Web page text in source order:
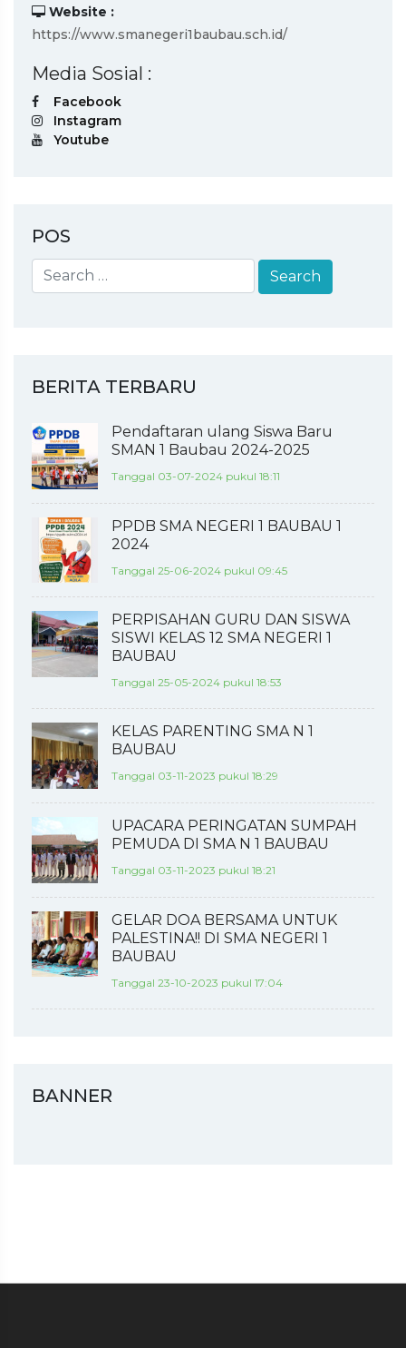
Website :
https://www.smanegeri1baubau.sch.id/
Media Sosial :
Facebook
Instagram
Youtube
POS
BERITA TERBARU
Pendaftaran ulang Siswa Baru
SMAN 1 Baubau 2024-2025
Tanggal 03-07-2024 pukul 18:11
PPDB SMA NEGERI 1 BAUBAU 1
2024
Tanggal 25-06-2024 pukul 09:45
PERPISAHAN GURU DAN SISWA
SISWI KELAS 12 SMA NEGERI 1
BAUBAU
Tanggal 25-05-2024 pukul 18:53
KELAS PARENTING SMA N 1
BAUBAU
Tanggal 03-11-2023 pukul 18:29
UPACARA PERINGATAN SUMPAH
PEMUDA DI SMA N 1 BAUBAU
Tanggal 03-11-2023 pukul 18:21
GELAR DOA BERSAMA UNTUK
PALESTINA!! DI SMA NEGERI 1
BAUBAU
Tanggal 23-10-2023 pukul 17:04
BANNER